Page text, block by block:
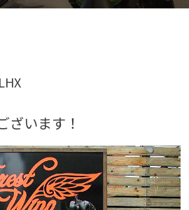
ざいます！